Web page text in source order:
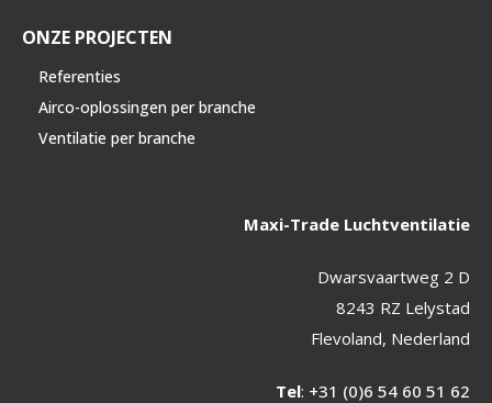
ONZE PROJECTEN
Referenties
Airco-oplossingen per branche
Ventilatie per branche
Maxi-Trade Luchtventilatie
Dwarsvaartweg 2 D
8243 RZ Lelystad
Flevoland, Nederland
Tel: +31 (0)6 54 60 51 62